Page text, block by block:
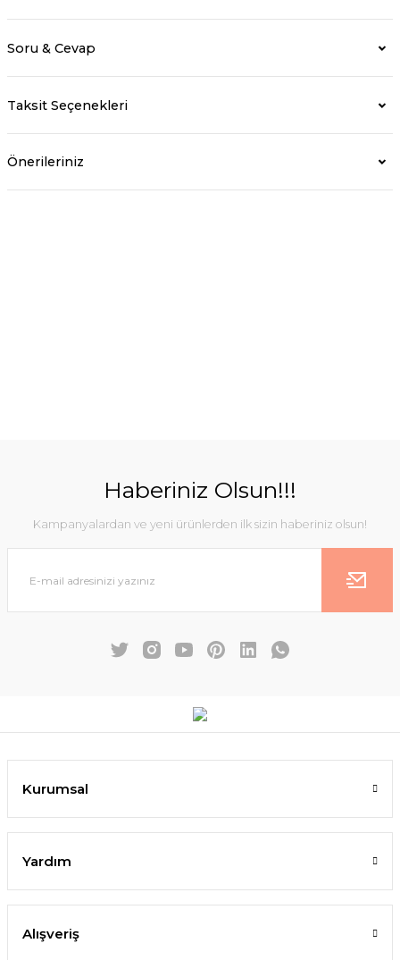
Soru & Cevap
Taksit Seçenekleri
Önerileriniz
Haberiniz Olsun!!!
Kampanyalardan ve yeni ürünlerden ilk sizin haberiniz olsun!
Kurumsal
Yardım
Alışveriş